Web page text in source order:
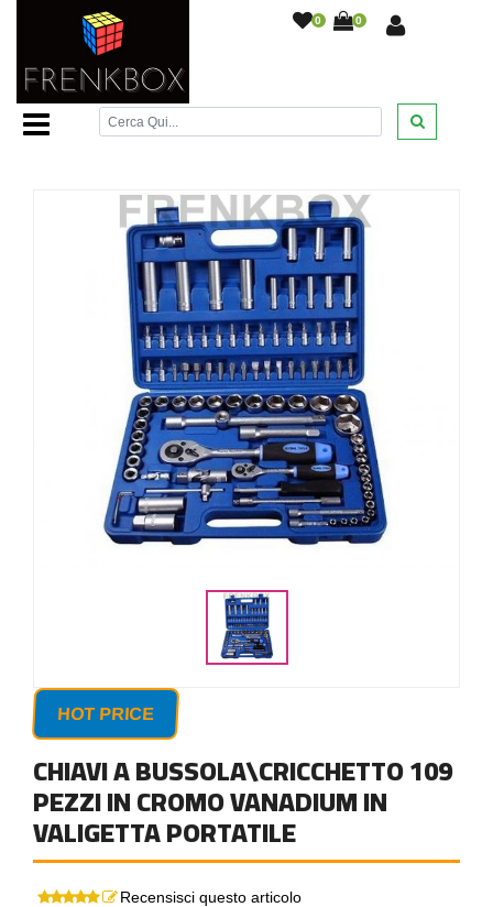
0 0
Home Page /Giardinaggio e Fai da te
bussola\cricchetto 109 pezzi in cromo vanadium in valigetta
portatile
HOT PRICE
CHIAVI A BUSSOLA\CRICCHETTO 109
PEZZI IN CROMO VANADIUM IN
VALIGETTA PORTATILE
Recensisci questo articolo